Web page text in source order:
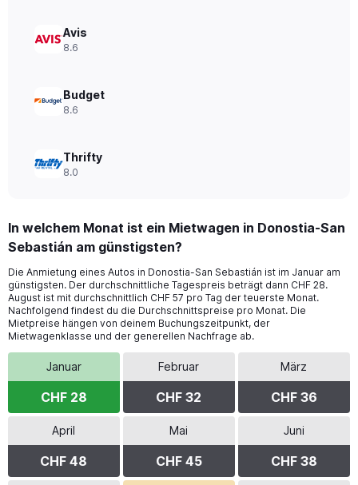
Avis
8.6
Budget
8.6
Thrifty
8.0
In welchem Monat ist ein Mietwagen in Donostia-San
Sebastián am günstigsten?
Die Anmietung eines Autos in Donostia-San Sebastián ist im Januar am
günstigsten. Der durchschnittliche Tagespreis beträgt dann CHF 28.
August ist mit durchschnittlich CHF 57 pro Tag der teuerste Monat.
Nachfolgend findest du die Durchschnittspreise pro Monat. Die
Mietpreise hängen von deinem Buchungszeitpunkt, der
Mietwagenklasse und der generellen Nachfrage ab.
Januar
CHF 28
Februar
CHF 32
März
CHF 36
April
CHF 48
Mai
CHF 45
Juni
CHF 38